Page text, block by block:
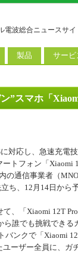
電波総合ニュースサイ
製品
スマートフォン
SIM
IoT/M2M
ウェアラブル端末
パソコン
サービ
アプリ
料金プ
電力小売
”スマホ「
対応し、急速充電
トフォン「Xiaomi
の通信事業者（
ち、12月14日から
、「Xiaomi 12T
ら誰でも挑戦できる
バンクで「Xiaomi
ーザー全員に、ガ